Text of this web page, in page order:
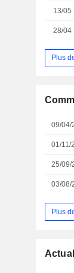
13/05
28/04
Plus
09/04/
01/11/
25/09/
03/08/
Plus